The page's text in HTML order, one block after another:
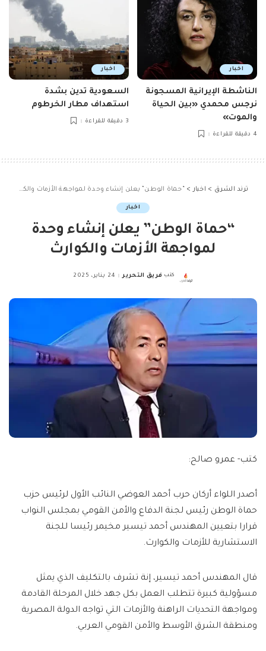
اخبار
الناشطة الإيرانية المسجونة
نرجس محمدي «بين الحياة
والموت»
4 دقيقة للقراءة
اخبار
السعودية تدين بشدة
استهداف مطار الخرطوم
3 دقيقة للقراءة
ترند الشرق > اخبار >“حماة الوطن” يعلن إنشاء وحدة لمواجهة الأزمات والكوارث
اخبار
“حماة الوطن” يعلن إنشاء وحدة
لمواجهة الأزمات والكوارث
Posted
كتب فريق التحرير 24 يناير، 2025
كتب- عمرو صالح:
أصدر اللواء أركان حرب أحمد العوضي النائب الأول لرئيس حزب
حماة الوطن رئيس لجنة الدفاع والأمن القومي بمجلس النواب
قرارا بتعيين المهندس أحمد تيسير مخيمر رئيسا للجنة
الاستشارية للأزمات والكوارث.
قال المهندس أحمد تيسير، إنة تشرف بالتكليف الذي يمثل
مسؤولية كبيرة تتطلب العمل بكل جهد خلال المرحلة القادمة
ومواجهة التحديات الراهنة والأزمات التي تواجه الدولة المصرية
ومنطقة الشرق الأوسط والأمن القومي العربي.